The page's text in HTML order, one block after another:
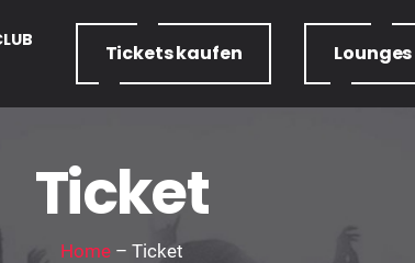
Ticketskaufen Lounges
Ticket
Home – Ticket